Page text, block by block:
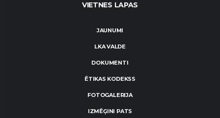
VIETNES LAPAS
JAUNUMI
LKA VALDE
DOKUMENTI
ĒTIKAS KODEKSS
FOTOGALERIJA
IZMĒĢINI PATS